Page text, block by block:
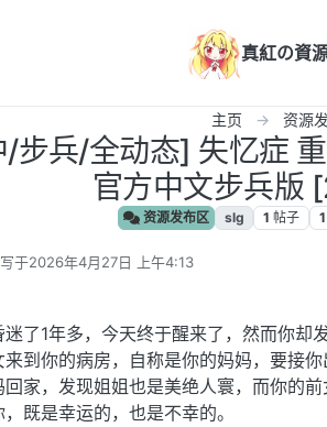
真紅の資
主页 资源
/步兵/全动态] 失忆症
官方中文步兵版
资源发布区 slg 1 帖子 1
写于2026年4月27日 上午4:13
最后由 编辑
了1年多，今天终于醒来了，然而你却
到你的病房，自称是你的妈妈，要接你
家，发现姐姐也是美绝人寰，而你的前
既是幸运的，也是不幸的。